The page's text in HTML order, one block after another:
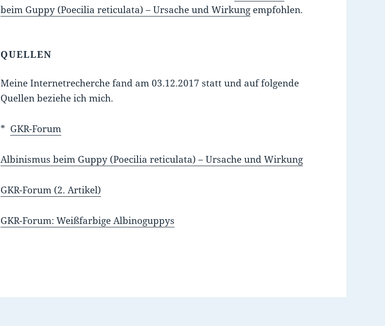
beim Guppy (Poecilia reticulata) – Ursache und Wirkung empfohlen.
QUELLEN
Meine Internetrecherche fand am 03.12.2017 statt und auf folgende
Quellen beziehe ich mich.
* GKR-Forum
Albinismus beim Guppy (Poecilia reticulata) – Ursache und Wirkung
GKR-Forum (2. Artikel)
GKR-Forum: Weißfarbige Albinoguppys